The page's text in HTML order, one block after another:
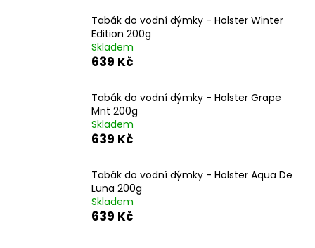
Tabák do vodní dýmky - Holster Winter
Edition 200g
Skladem
639 Kč
Tabák do vodní dýmky - Holster Grape
Mnt 200g
Skladem
639 Kč
Tabák do vodní dýmky - Holster Aqua De
Luna 200g
Skladem
639 Kč
HLEDAT